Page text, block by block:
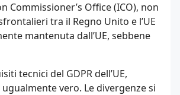
Commissioner’s Office (ICO), non
tra il Regno Unito e l’UE
mantenuta dall’UE, sebbene
tecnici del GDPR dell’UE,
vero. Le divergenze si